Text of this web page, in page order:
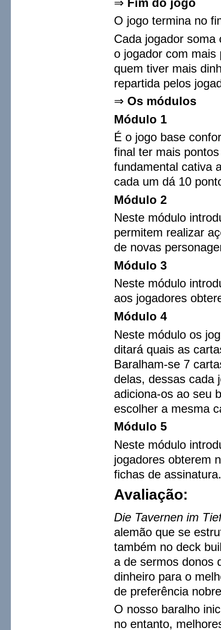
O jogo termina no
Cada jogador
o jogador com
quem tiver mais
repartida pelos
⇒ Os módulos
Módulo 1
É o jogo base
final ter mais
fundamental cativa
cada um dá 10
Módulo 2
Neste módulo
permitem realizar
de novas
Módulo 3
Neste módulo
aos jogadores
Módulo 4
Neste módulo os
ditará quais as
Baralham-se 7
delas, dessas cada
adiciona-os ao seu
escolher a mesma
Módulo 5
Neste módulo
jogadores obterem
fichas de
Avaliação:
Die Tavernen im
alemão que se
também no deck
a de sermos donos
dinheiro para o
de preferência
O nosso baralho
no entanto,